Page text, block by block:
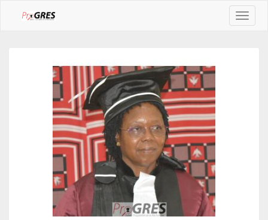
Toggle